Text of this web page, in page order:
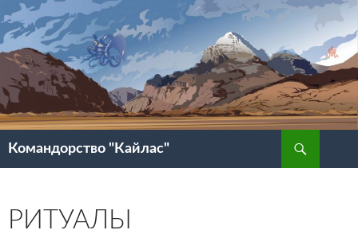
Перейти
содержимому
Командорство "Кайлас"
РИТУАЛЫ